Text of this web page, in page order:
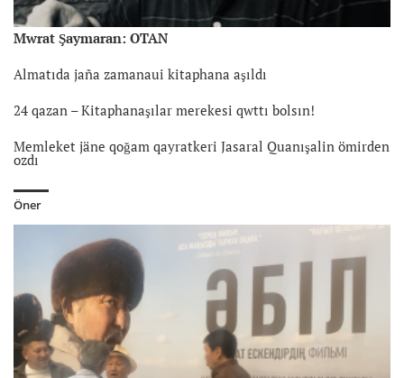
Mwrat Şaymaran: OTAN
Almatıda jaña zamanaui kitaphana aşıldı
24 qazan – Kitaphanaşılar merekesi qwttı bolsın!
Memleket jäne qoğam qayratkeri Jasaral Quanışalin ömirden
ozdı
Öner